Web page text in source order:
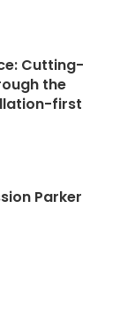
Cutting-
the
first
Parker